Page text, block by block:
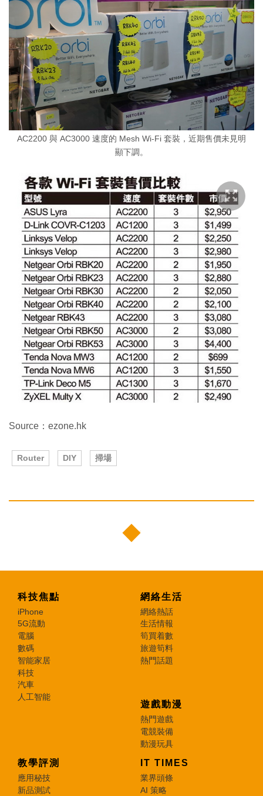
AC2200 與 AC3000 速度的 Mesh Wi-Fi 套裝，近期售價未見明
顯下調。
Source：ezone.hk
Router DIY 掃場
科技焦點
iPhone
5G流動
電腦
數碼
智能家居
科技
汽車
人工智能
網絡生活
網絡熱話
生活情報
筍買着數
旅遊筍料
熱門話題
遊戲動漫
熱門遊戲
電競裝備
動漫玩具
教學評測
應用秘技
新品測試
IT TIMES
業界頭條
AI 策略